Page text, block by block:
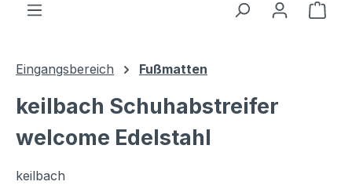
Eingangsbereich Fußmatten
keilbach Schuhabstreifer
welcome Edelstahl
keilbach